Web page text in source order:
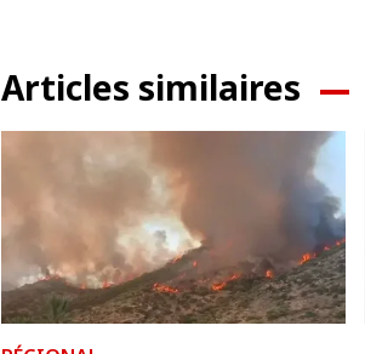
Articles similaires